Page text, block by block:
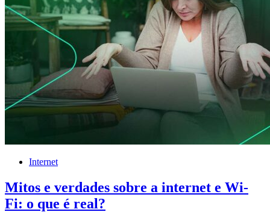
Internet
Mitos e verdades sobre a internet e Wi-
Fi: o que é real?